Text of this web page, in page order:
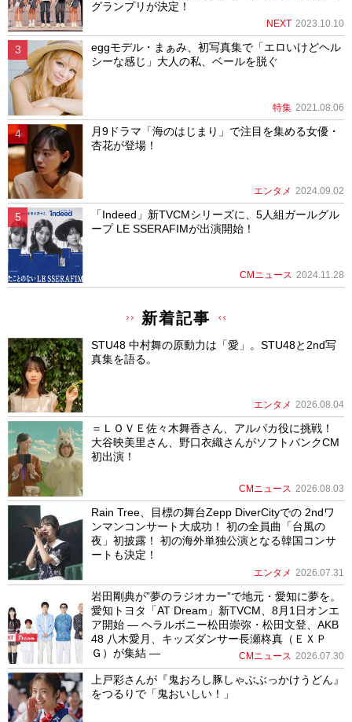
グランプリが決定！
NEXT 2023.10.10
eggモデル・まぁみ、初写真集で「エロいけどヘル
シーな感じ」大人の私、ベールを脱ぐ
特集 2021.08.06
月9ドラマ「海のはじまり」で注目を集める女優・
杏花が登場！
エンタメ 2024.09.02
「Indeed」新TVCMシリーズに、5人組ガールグル
ープ LE SSERAFIMが出演開始！
CMニュース 2024.11.28
新着記事
STU48 中村舞の原動力は「愛」。STU48と2nd写
真集を語る。
エンタメ 2026.08.04
＝ＬＯＶＥ佐々木舞香さん、アルパカ役に挑戦！
大谷映美里さん、野口衣織さんがソフトバンクCM
初出演！
CMニュース 2026.08.03
Rain Tree、目標の舞台Zepp DiverCityでの 2ndワ
ンマンコンサート大成功！ 初の全員曲「台風の
夜」初披露！ 初の海外単独公演となる韓国コンサ
ートも決定！
エンタメ 2026.07.31
岩田剛典が”夢のラジオカー”で地元・愛知に夢を。
愛知トヨタ「AT Dream」新TVCM、8月1日オンエ
ア開始 ― ヘラルボニー松田崇弥・松田文登、AKB
48 八木愛月、キッズダンサー長瀬柊真（ＥＸＰ
Ｇ）が集結 ―
CMニュース 2026.07.30
上戸彩さんが『鬼おろし豚しゃぶぶっかけうどん』
をつるりで「鬼おいしい！」